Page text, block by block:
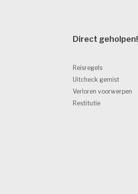
Direct geholpen!
Reisregels
Uitcheck gemist
Verloren voorwerpen
Restitutie